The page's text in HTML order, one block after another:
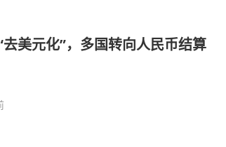
美元化”，多国转向人民币结算